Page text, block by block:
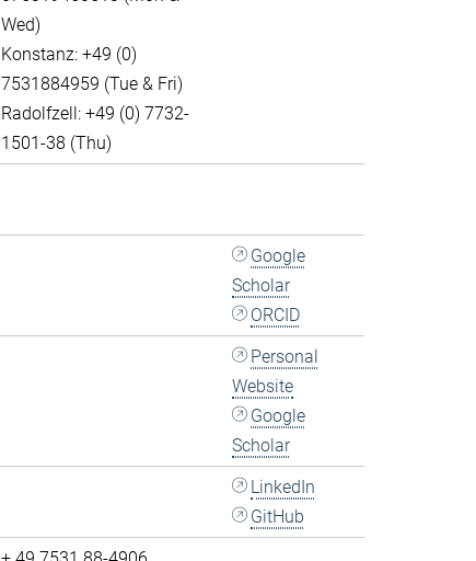
Wed)
Konstanz: +49 (0)
7531884959 (Tue & Fri)
Radolfzell: +49 (0) 7732-
1501-38 (Thu)
Google
Scholar
ORCID
Personal
Website
Google
Scholar
LinkedIn
GitHub